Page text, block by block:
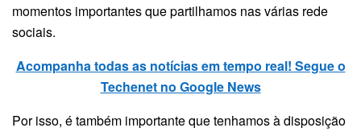
momentos importantes que partilhamos nas várias rede
sociais.
Acompanha todas as notícias em tempo real! Segue o
Techenet no Google News
Por isso, é também importante que tenhamos à disposição